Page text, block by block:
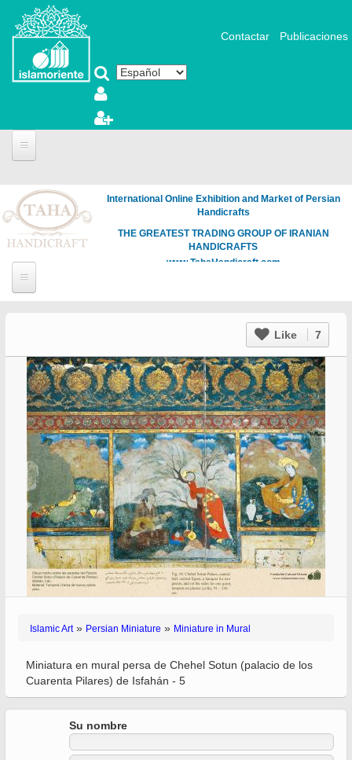
Pasar al contenido principal
Contactar Publicaciones
International Online Exhibition and Market of Persian
Handicrafts
THE GREATEST TRADING GROUP OF IRANIAN
HANDICRAFTS
www.TahaHandicraft.com
Like 7
Islamic Art» Persian Miniature » Miniature in Mural
Miniatura en mural persa de Chehel Sotun (palacio de los
Cuarenta Pilares) de Isfahán - 5
Su nombre